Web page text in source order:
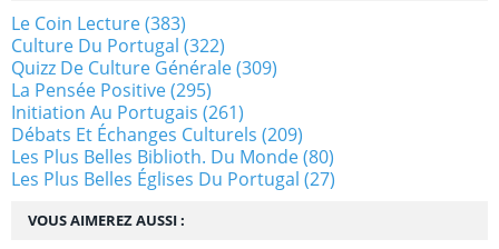
VOUS AIMEREZ AUSSI :
Le Coin Lecture(383)
Culture Du Portugal (322)
Quizz De Culture Générale(309)
La Pensée Positive(295)
Initiation Au Portugais (261)
Débats Et Échanges Culturels (209)
Les Plus Belles Biblioth. Du Monde(80)
Les Plus Belles Églises Du Portugal (27)